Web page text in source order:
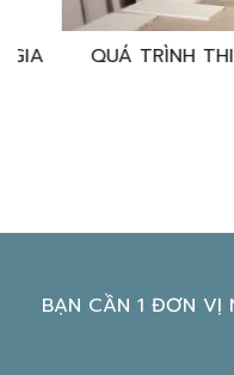
TRẢI
BẠN CẦN 1 ĐƠN VỊ